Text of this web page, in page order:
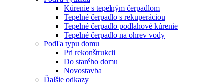
Kúrenie s tepelným čerpadlom
Tepelné čerpadlo s rekuperáciou
Tepelné čerpadlo podlahové kúrenie
Tepelné čerpadlo na ohrev vody
Podľa typu domu
Pri rekonštrukcii
Do starého domu
Novostavba
Ďalšie odkazy